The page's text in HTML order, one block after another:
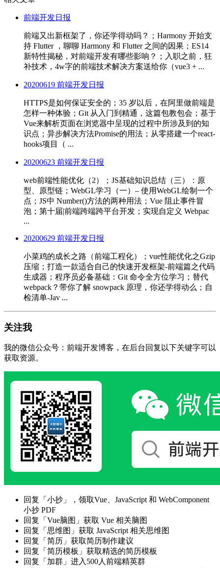
前端开发日报
前端又出新框架了，你还学得动吗？；Harmony 开始支
持 Flutter ，聊聊 Harmony 和 Flutter 之间的因果；ES14
新特性揭秘，对前端开发有哪些影响？；入职之前，狂
补技术，4w字的前端技术解决方案送给你（vue3 + ...
20200619 前端开发日报
HTTPS是如何保证安全的；35 岁以后，在阿里做前端是
怎样一种体验；Git 从入门到精通，这篇包教包会；基于
Vue来解析页面在浏览器中呈现的过程中所涉及到的知
识点；异步解决方法Promise的用法；从零搭建一个react-
hooks项目（ ...
20200623 前端开发日报
web前端性能优化（2）；JS基础知识总结（三）：原
型、原型链；WebGL学习（一）– 使用WebGL绘制一个
点；JS中 Number()方法的两种用法；Vue 阻止事件冒
泡；第十届|前端跨端跨平台开发；实现自定义 Webpac
...
20200629 前端开发日报
小菜鸡的成长之路（前端工程化）；vue性能优化之Gzip
压缩；打造一款适合自己的快速开发框架-前端篇之代码
生成器；程序员必备基础：Git 命令全方位学习；替代
webpack？带你了解 snowpack 原理，你还学得动么；自
检清单-Jav ...
关注我
我的微信公众号：前端开发博客，在后台回复以下关键字可以
获取资源。
回复「小抄」，领取Vue、JavaScript 和 WebComponent
小抄 PDF
回复「Vue脑图」获取 Vue 相关脑图
回复「思维图」获取 JavaScript 相关思维图
回复「简历」获取简历制作建议
回复「简历模板」获取精选的简历模板
回复「加群」进入500人前端精英群